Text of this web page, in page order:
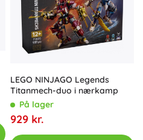
LEGO NINJAGO Legends
Titanmech-duo i nærkamp
På lager
929 kr.